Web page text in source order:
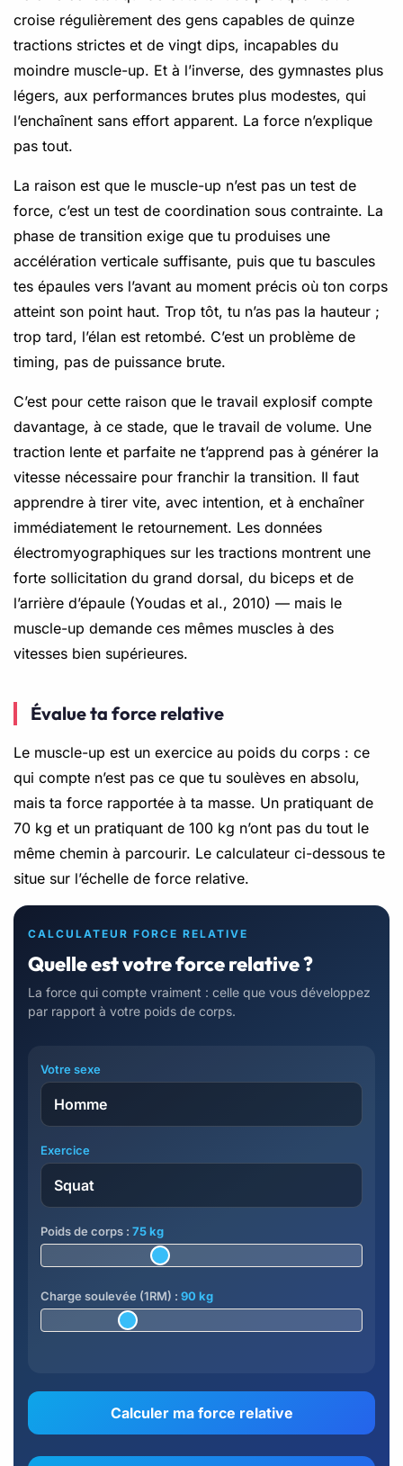
croise régulièrement des gens capables de quinze
tractions strictes et de vingt dips, incapables du
moindre muscle-up. Et à l’inverse, des gymnastes plus
légers, aux performances brutes plus modestes, qui
l’enchaînent sans effort apparent. La force n’explique
pas tout.
La raison est que le muscle-up n’est pas un test de
force, c’est un test de coordination sous contrainte. La
phase de transition exige que tu produises une
accélération verticale suffisante, puis que tu bascules
tes épaules vers l’avant au moment précis où ton corps
atteint son point haut. Trop tôt, tu n’as pas la hauteur ;
trop tard, l’élan est retombé. C’est un problème de
timing, pas de puissance brute.
C’est pour cette raison que le travail explosif compte
davantage, à ce stade, que le travail de volume. Une
traction lente et parfaite ne t’apprend pas à générer la
vitesse nécessaire pour franchir la transition. Il faut
apprendre à tirer vite, avec intention, et à enchaîner
immédiatement le retournement. Les données
électromyographiques sur les tractions montrent une
forte sollicitation du grand dorsal, du biceps et de
l’arrière d’épaule (Youdas et al., 2010) — mais le
muscle-up demande ces mêmes muscles à des
vitesses bien supérieures.
Évalue ta force relative
Le muscle-up est un exercice au poids du corps : ce
qui compte n’est pas ce que tu soulèves en absolu,
mais ta force rapportée à ta masse. Un pratiquant de
70 kg et un pratiquant de 100 kg n’ont pas du tout le
même chemin à parcourir. Le calculateur ci-dessous te
situe sur l’échelle de force relative.
CALCULATEUR FORCE RELATIVE
Quelle est votre force relative ?
La force qui compte vraiment : celle que vous développez
par rapport à votre poids de corps.
Votre sexe
Exercice
Poids de corps : 75 kg
Charge soulevée (1RM) : 90 kg
Calculer ma force relative